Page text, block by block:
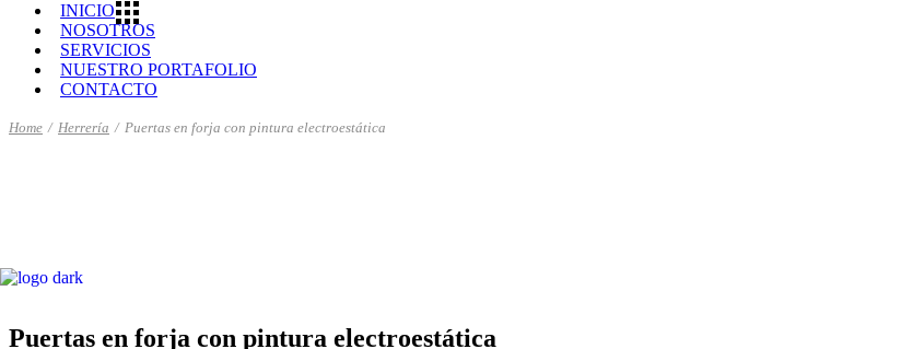
INICIO
NOSOTROS
SERVICIOS
NUESTRO PORTAFOLIO
CONTACTO
Home Herrería Puertas en forja con pintura electroestática
Puertas en forja con pintura electroestática